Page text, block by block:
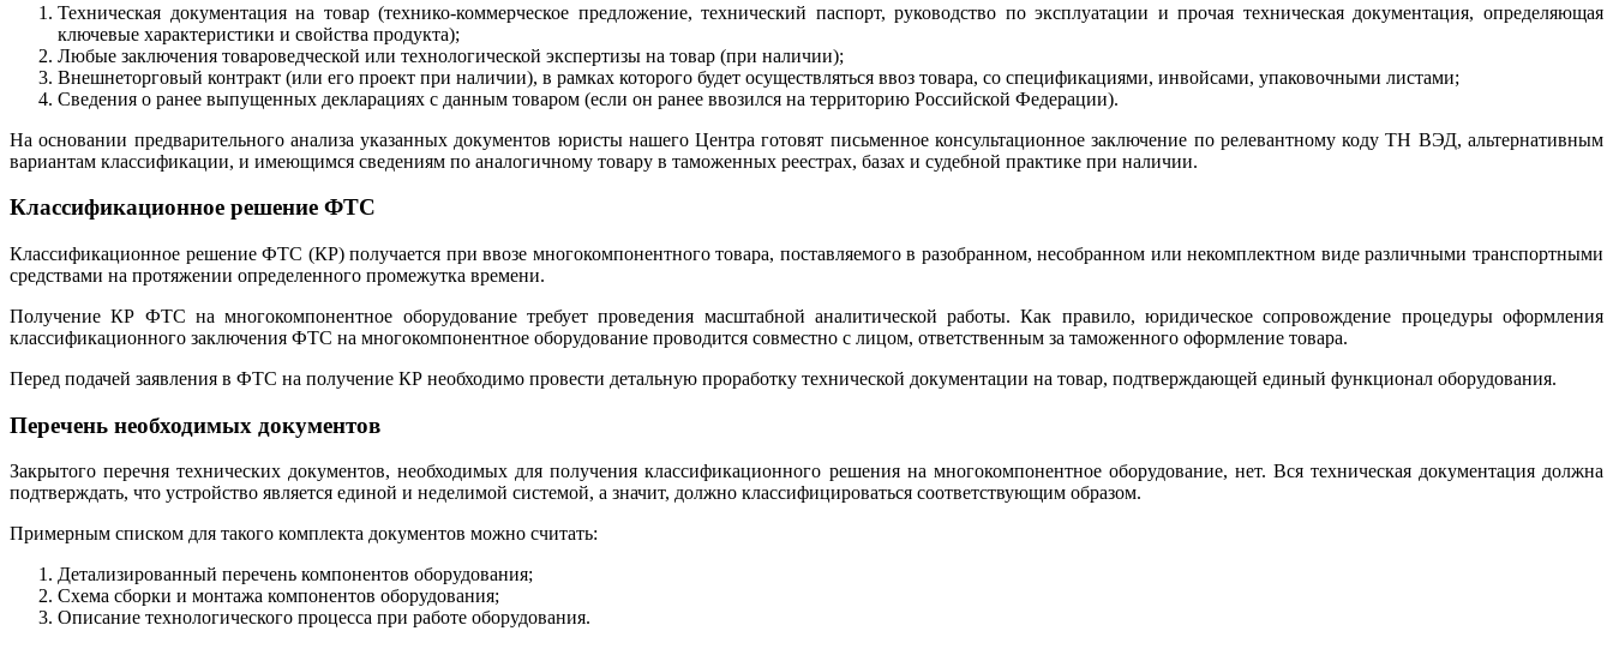
Техническая документация на товар (технико-коммерческое предложение, технический паспорт, руководство по эксплуатации и прочая техническая документация, определяющая
ключевые характеристики и свойства продукта);
Любые заключения товароведческой или технологической экспертизы на товар (при наличии);
Внешнеторговый контракт (или его проект при наличии), в рамках которого будет осуществляться ввоз товара, со спецификациями, инвойсами, упаковочными листами;
Сведения о ранее выпущенных декларациях с данным товаром (если он ранее ввозился на территорию Российской Федерации).
На основании предварительного анализа указанных документов юристы нашего Центра готовят письменное консультационное заключение по релевантному коду ТН ВЭД, альтернативным
вариантам классификации, и имеющимся сведениям по аналогичному товару в таможенных реестрах, базах и судебной практике при наличии.
Классификационное решение ФТС
Классификационное решение ФТС (КР) получается при ввозе многокомпонентного товара, поставляемого в разобранном, несобранном или некомплектном виде различными транспортными
средствами на протяжении определенного промежутка времени.
Получение КР ФТС на многокомпонентное оборудование требует проведения масштабной аналитической работы. Как правило, юридическое сопровождение процедуры оформления
классификационного заключения ФТС на многокомпонентное оборудование проводится совместно с лицом, ответственным за таможенного оформление товара.
Перед подачей заявления в ФТС на получение КР необходимо провести детальную проработку технической документации на товар, подтверждающей единый функционал оборудования.
Перечень необходимых документов
Закрытого перечня технических документов, необходимых для получения классификационного решения на многокомпонентное оборудование, нет. Вся техническая документация должна
подтверждать, что устройство является единой и неделимой системой, а значит, должно классифицироваться соответствующим образом.
Примерным списком для такого комплекта документов можно считать:
Детализированный перечень компонентов оборудования;
Схема сборки и монтажа компонентов оборудования;
Описание технологического процесса при работе оборудования.